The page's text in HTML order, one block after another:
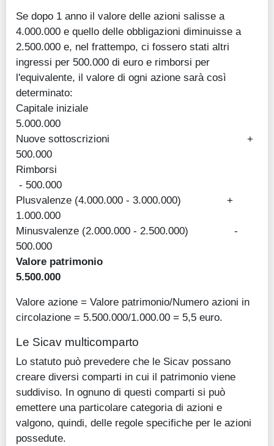
Se dopo 1 anno il valore delle azioni salisse a
4.000.000 e quello delle obbligazioni diminuisse a
2.500.000 e, nel frattempo, ci fossero stati altri
ingressi per 500.000 di euro e rimborsi per
l'equivalente, il valore di ogni azione sarà così
determinato:
Capitale iniziale
5.000.000
Nuove sottoscrizioni +
500.000
Rimborsi
- 500.000
Plusvalenze (4.000.000 - 3.000.000) +
1.000.000
Minusvalenze (2.000.000 - 2.500.000) -
500.000
Valore patrimonio
5.500.000
Valore azione = Valore patrimonio/Numero azioni in
circolazione = 5.500.000/1.000.00 = 5,5 euro.
Le Sicav multicomparto
Lo statuto può prevedere che le Sicav possano
creare diversi comparti in cui il patrimonio viene
suddiviso. In ognuno di questi comparti si può
emettere una particolare categoria di azioni e
valgono, quindi, delle regole specifiche per le azioni
possedute.